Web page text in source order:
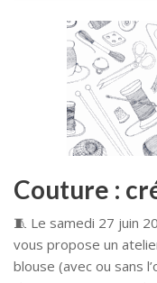
Couture :
🧵 Le samedi 27 juin
vous propose un
blouse (avec ou sans